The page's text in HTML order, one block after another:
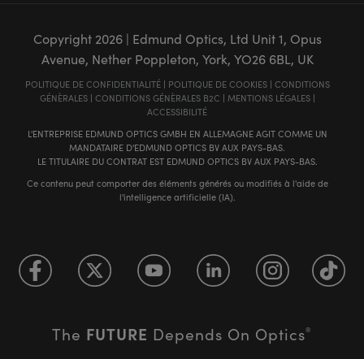
Copyright 2026| Edmund Optics, Ltd Unit 1, Opus
Avenue, Nether Poppleton, York, YO26 6BL, UK
POLITIQUE DE CONFIDENTIALITÉ| POLITIQUE DE COOKIES| CONDITIONS
GÉNÈRALES| CONDITIONS GÉNÈRALES B2C | MENTIONS LÉGALES|
ACCESSIBILITÉ
L'ENTREPRISE EDMUND OPTICS GMBH EN ALLEMAGNE AGIT COMME UN
MANDATAIRE D'EDMUND OPTICS BV AUX PAYS-BAS.
LE TITULAIRE DU CONTRAT EST EDMUND OPTICS BV AUX PAYS-BAS.
Ce contenu peut comporter des éléments générés ou modifiés à l'aide de
l'intelligence artificielle (IA).
The FUTURE Depends On Optics®